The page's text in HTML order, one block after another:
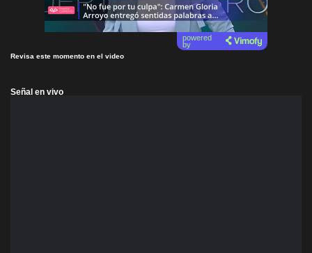
powered
by
Revisa este momento en el video
Señal en vivo